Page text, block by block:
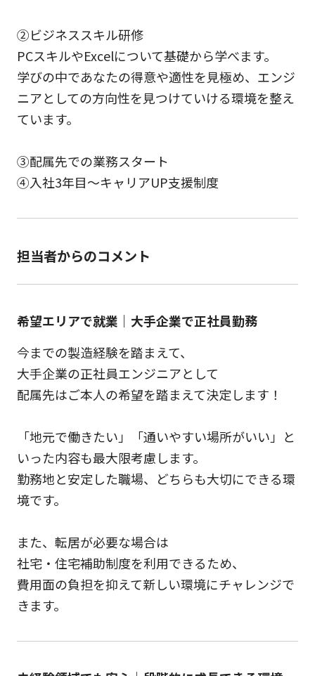
②ビジネススキル研修
PCスキルやExcelについて基礎から学べます。
学びの中であなたの得意や適性を見極め、エンジ
ニアとしての方向性を見つけていける環境を整え
ています。
③配属先での業務スタート
④入社3年目～キャリアUP支援制度
担当者からのコメント
希望エリアで就業｜大手企業で正社員勤務
今までの製造経験を踏まえて、
大手企業の正社員エンジニアとして
配属先はご本人の希望を踏まえて決定します！
「地元で働きたい」「通いやすい場所がいい」と
いった内容も最大限考慮します。
勤務地と安定した職場、どちらも大切にできる環
境です。
また、転居が必要な場合は
社宅・住宅補助制度を利用できるため、
費用面の負担を抑えて新しい環境にチャレンジで
きます。